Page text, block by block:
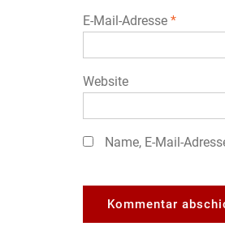
E-Mail-Adresse *
Website
Name, E-Mail-